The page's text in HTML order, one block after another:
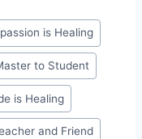
is Healing
to Student
is Healing
and Friend